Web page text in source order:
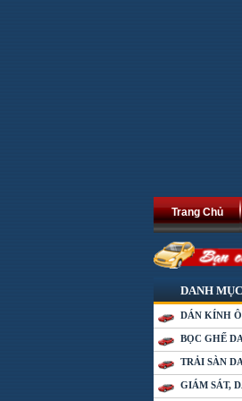
Trang Chủ
Mới An Khang Thịnh Vượng, Phát Tài Phát
DANH
DÁN KÍNH
BỌC GHẾ
TRẢI SÀN
GIÁM SÁT,